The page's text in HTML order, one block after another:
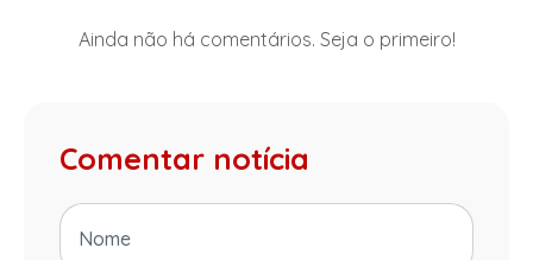
Ainda não há comentários. Seja o primeiro!
Comentar notícia